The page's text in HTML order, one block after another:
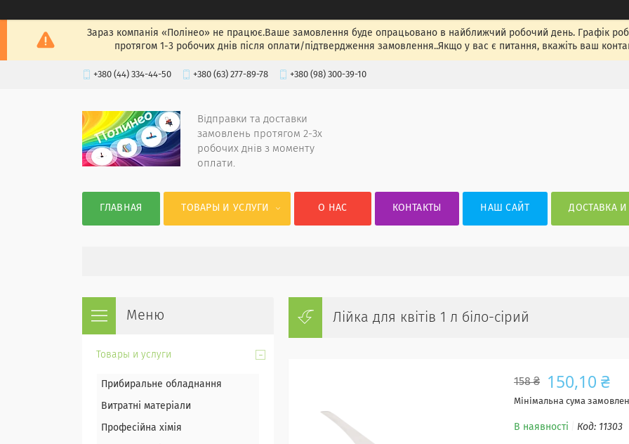
Зараз компанія «Полінео» не працює.Ваше замовлення буде опрацьовано в найближчий робочий день. Графік
протягом 1-3 робочих днів після оплати/підтвердження замовлення..Якщо у вас є питання, вкажіть ваш
+380 (44) 334-44-50 +380 (63) 277-89-78 +380 (98) 300-39-10
Відправки та доставки
замовлень протягом 2-3х
робочих днів з моменту
оплати.
ГЛАВНАЯ ТОВАРЫ И УСЛУГИ О НАС КОНТАКТЫ НАШ САЙТ ДОСТАВКА И
Лійка для квітів 1 л біло-сірий
158 ₴ 150,10 ₴
Мінімальна сума
В наявності Код: 11303
Товары и услуги
Прибиральне обладнання
Витратні матеріали
Професійна хімія